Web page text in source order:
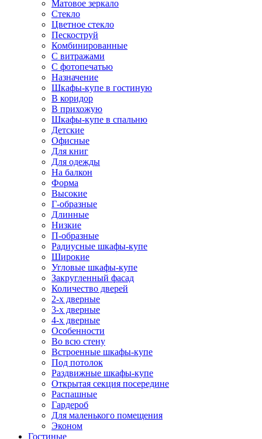
Матовое зеркало
Стекло
Цветное стекло
Пескоструй
Комбинированные
С витражами
С фотопечатью
Назначение
Шкафы-купе в гостиную
В коридор
В прихожую
Шкафы-купе в спальню
Детские
Офисные
Для книг
Для одежды
На балкон
Форма
Высокие
Г-образные
Длинные
Низкие
П-образные
Радиусные шкафы-купе
Широкие
Угловые шкафы-купе
Закругленный фасад
Количество дверей
2-х дверные
3-х дверные
4-х дверные
Особенности
Во всю стену
Встроенные шкафы-купе
Под потолок
Раздвижные шкафы-купе
Открытая секция посередине
Распашные
Гардероб
Для маленького помещения
Эконом
Гостиные